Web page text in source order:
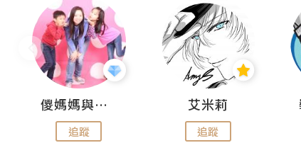
儍媽媽與兩隻小魔怪之家
追蹤
艾米莉
追蹤